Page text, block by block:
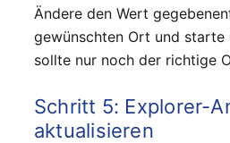
Ändere den Wert
gewünschten Ort und starte
sollte nur noch der richtige
Schritt 5: Explorer-
aktualisieren